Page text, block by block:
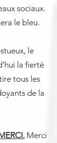
sociaux.
le bleu.
le
la fierté
tous les
de la
Merci